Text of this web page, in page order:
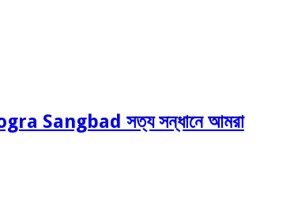
Sangbad সত্য সন্ধানে আমরা